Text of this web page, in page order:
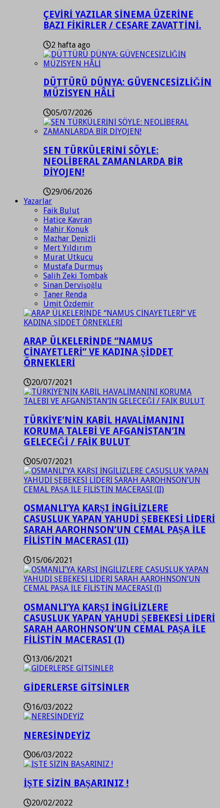
ÇEVİRİ YAZILAR SİNEMA ÜZERİNE
BAZI FİKİRLER / CESARE ZAVATTİNİ.
2 hafta ago
DÜTTÜRÜ DÜNYA: GÜVENCESİZLİĞİN
MÜZİSYEN HÂLİ
05/07/2026
SEN TÜRKÜLERİNİ SÖYLE:
NEOLİBERAL ZAMANLARDA BİR
DİYOJEN!
29/06/2026
Yazarlar
Faik Bulut
Hatice Kavran
Mahir Konuk
Mazhar Denizli
Mert Yıldırım
Murat Utkucu
Mustafa Durmuş
Salih Zeki Tombak
Sinan Dervişoğlu
Taner Renda
Ümit Özdemir
ARAP ÜLKELERİNDE “NAMUS
CİNAYETLERİ” VE KADINA ŞİDDET
ÖRNEKLERİ
20/07/2021
TÜRKİYE’NİN KABİL HAVALİMANINI
KORUMA TALEBİ VE AFGANİSTAN’IN
GELECEĞİ / FAİK BULUT
05/07/2021
OSMANLI’YA KARŞI İNGİLİZLERE
CASUSLUK YAPAN YAHUDİ ŞEBEKESİ LİDERİ
SARAH AAROHNSON’UN CEMAL PAŞA İLE
FİLİSTİN MACERASI (II)
15/06/2021
OSMANLI’YA KARŞI İNGİLİZLERE
CASUSLUK YAPAN YAHUDİ ŞEBEKESİ LİDERİ
SARAH AAROHNSON’UN CEMAL PAŞA İLE
FİLİSTİN MACERASI (I)
13/06/2021
GİDERLERSE GİTSİNLER
16/03/2022
NERESİNDEYİZ
06/03/2022
İŞTE SİZİN BAŞARINIZ !
20/02/2022